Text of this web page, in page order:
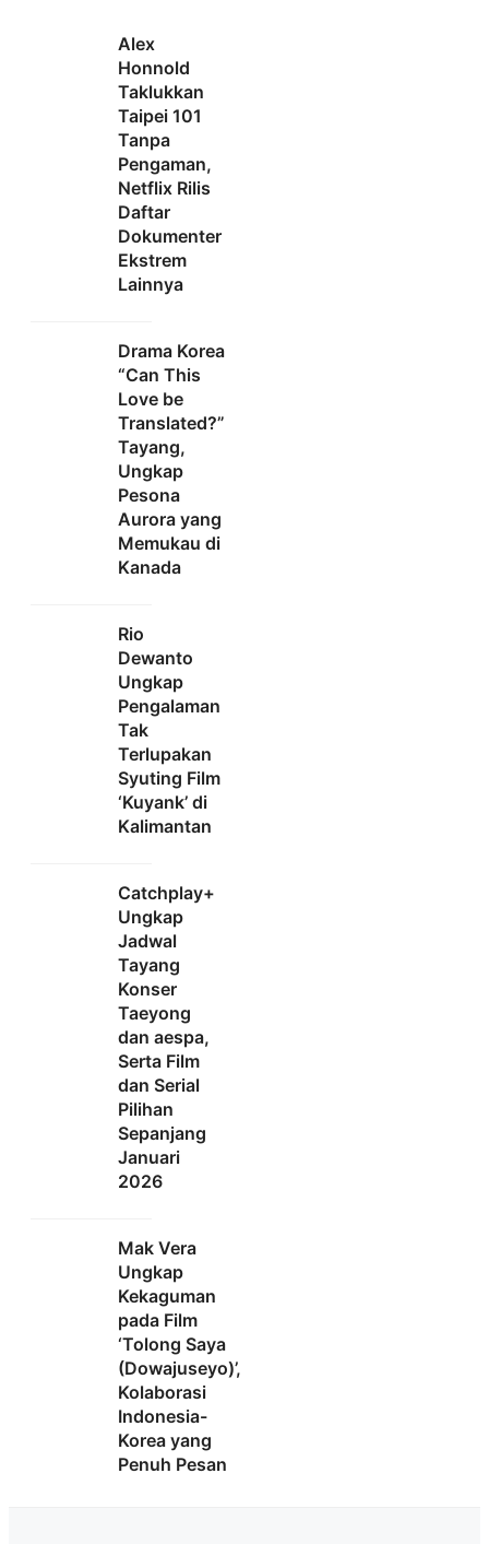
Alex
Honnold
Taklukkan
Taipei 101
Tanpa
Pengaman,
Netflix Rilis
Daftar
Dokumenter
Ekstrem
Lainnya
Drama Korea
“Can This
Love be
Translated?”
Tayang,
Ungkap
Pesona
Aurora yang
Memukau di
Kanada
Rio
Dewanto
Ungkap
Pengalaman
Tak
Terlupakan
Syuting Film
‘Kuyank’ di
Kalimantan
Catchplay+
Ungkap
Jadwal
Tayang
Konser
Taeyong
dan aespa,
Serta Film
dan Serial
Pilihan
Sepanjang
Januari
2026
Mak Vera
Ungkap
Kekaguman
pada Film
‘Tolong Saya
(Dowajuseyo)’,
Kolaborasi
Indonesia-
Korea yang
Penuh Pesan